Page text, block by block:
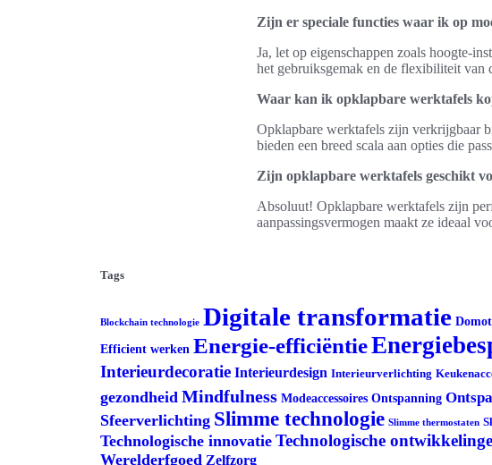
Zijn er speciale functies waar ik op
Ja, let op eigenschappen zoals hoogte-
het gebruiksgemak en de flexibiliteit van
Waar kan ik opklapbare werktafels
Opklapbare werktafels zijn verkrijgbaar
bieden een breed scala aan opties die
Zijn opklapbare werktafels geschikt
Absoluut! Opklapbare werktafels zijn
aanpassingsvermogen maakt ze ideaal
Tags
Blockchain technologie Digitale transformatie
Efficient werken Energie-efficiëntie
Interieurdecoratie Interieurdesign Interieurverlichting
gezondheid Mindfulness Modeaccessoires Ontspanning
Sfeerverlichting Slimme technologie Slimme thermostaten
Technologische innovatie Technologische
Werelderfgoed Zelfzorg